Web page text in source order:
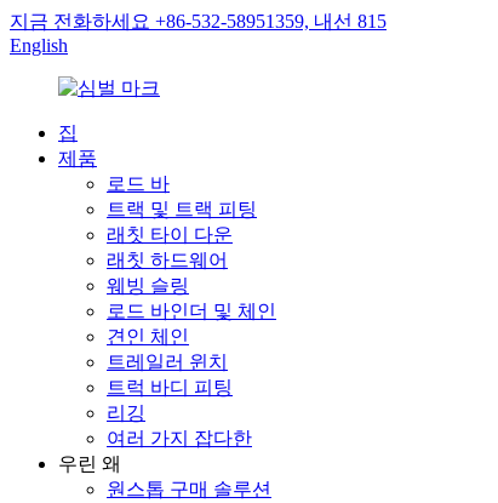
지금 전화하세요 +86-532-58951359, 내선 815
English
집
제품
로드 바
트랙 및 트랙 피팅
래칫 타이 다운
래칫 하드웨어
웨빙 슬링
로드 바인더 및 체인
견인 체인
트레일러 윈치
트럭 바디 피팅
리깅
여러 가지 잡다한
우린 왜
원스톱 구매 솔루션